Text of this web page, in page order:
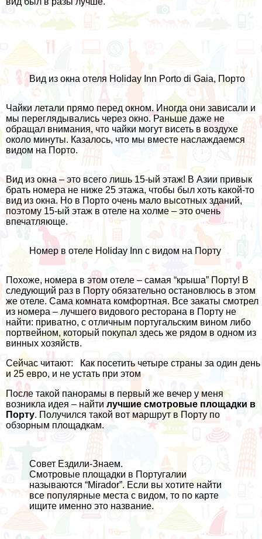
Вид из окна отеля Holiday Inn Porto di Gaia, Порто
Чайки летали прямо перед окном. Иногда они зависали и
мы переглядывались через окно. Раньше даже не
обращал внимания, что чайки могут висеть в воздухе
около минуты. Казалось, что мы вместе наслаждаемся
видом на Порто.
Вид из окна – это всего лишь 15-ый этаж! В Азии привык
брать номера не ниже 25 этажа, чтобы был хоть какой-то
вид из окна. Но в Порто очень мало высотных зданий,
поэтому 15-ый этаж в отеле на холме – это очень
впечатляюще.
Номер в отеле Holiday Inn с видом на Порту
Похоже, номера в этом отеле – самая “крыша” Порту! В
следующий раз в Порту обязательно остановлюсь в этом
же отеле. Сама комната комфортная. Все закаты смотрел
из номера – лучшего видового ресторана в Порту не
найти: приватно, с отличным португальским вином либо
портвейном, который покупал здесь же рядом в одном из
винных хозяйств.
Сейчас читают:
Как посетить четыре страны за один день
и 25 евро, и не устать при этом
После такой панорамы в первый же вечер у меня
возникла идея – найтилучшие смотровые площадки в
Порту. Получился такой вот маршрут в Порту по
обзорным площадкам.
Совет Ездили-Знаем.
Смотровые площадки в Португалии
называются “Mirador”. Если вы хотите найти
все популярные места с видом, то по карте
ищите именно это название.